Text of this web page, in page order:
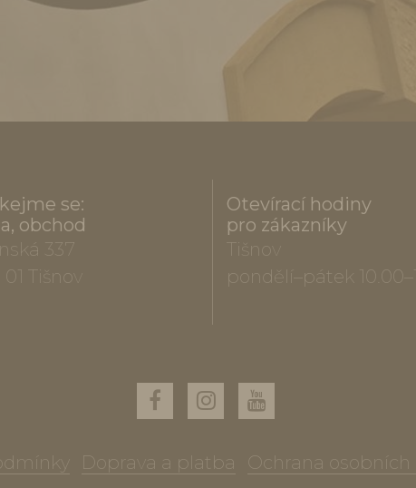
se:
obchod
337
Tišnov
Otevírací hodiny
pro zákazníky
Tišnov
pondělí–pátek
Doprava a platba Ochrana